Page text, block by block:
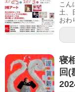
こん
土、
おわ
寝
回(